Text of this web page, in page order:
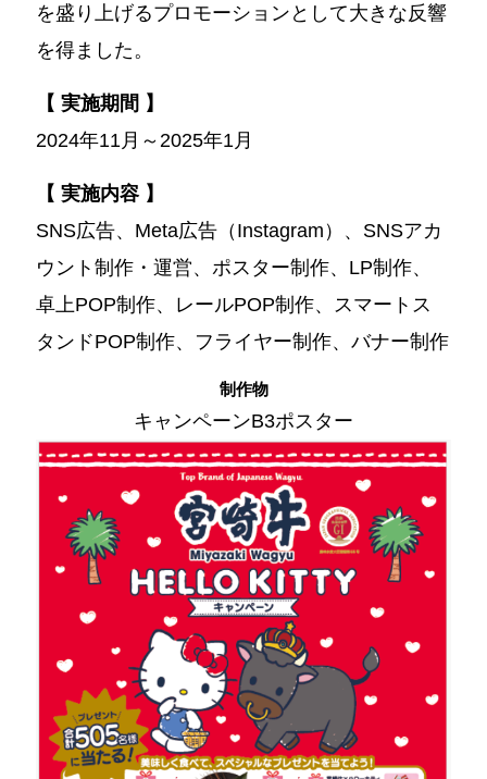
を盛り上げるプロモーションとして大きな反響
を得ました。
【 実施期間 】
2024年11月～2025年1月
【 実施内容 】
SNS広告、Meta広告（Instagram）、SNSアカ
ウント制作・運営、ポスター制作、LP制作、
卓上POP制作、レールPOP制作、スマートス
タンドPOP制作、フライヤー制作、バナー制作
制作物
キャンペーンB3ポスター